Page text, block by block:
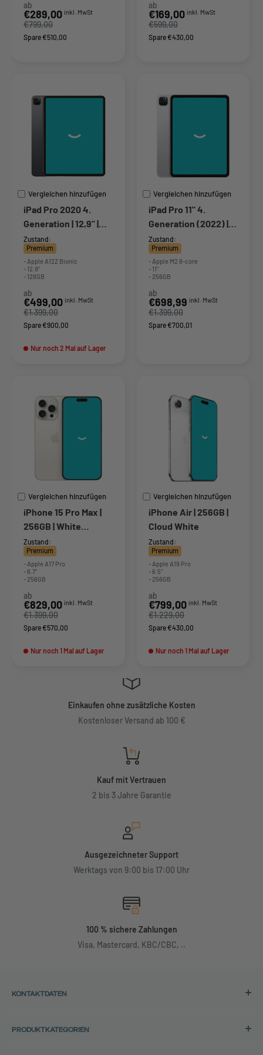
ab
Sonderpreis
€289,00 inkl. MwSt
€799,00
Spare €510,00
ab
Sonderpreis
€169,00 inkl. MwSt
€599,00
Spare €430,00
Vergleichen hinzufügen
iPad Pro 2020 4.
Generation | 12,9" |
128 GB | 4G | Grau
Zustand:
Premium
- Apple A12Z Bionic
- 12.9"
- 128GB
ab
Sonderpreis
€499,00 inkl. MwSt
€1.399,00
Spare €900,00
Nur noch 2 Mal auf Lager
Vergleichen hinzufügen
iPad Pro 11" 4.
Generation (2022) |
256 GB | Wi-Fi + 5G |
Silber
Zustand:
Premium
- Apple M2 8-core
- 11"
- 256GB
ab
Sonderpreis
€698,99 inkl. MwSt
€1.399,00
Spare €700,01
Vergleichen hinzufügen
iPhone 15 Pro Max |
256GB | White
Titanium
Zustand:
Premium
- Apple A17 Pro
- 6.7"
- 256GB
ab
Sonderpreis
€829,00 inkl. MwSt
€1.399,00
Spare €570,00
Nur noch 1 Mal auf Lager
Vergleichen hinzufügen
iPhone Air | 256GB |
Cloud White
Zustand:
Premium
- Apple A19 Pro
- 6.5"
- 256GB
ab
Sonderpreis
€799,00 inkl. MwSt
€1.229,00
Spare €430,00
Nur noch 1 Mal auf Lager
Einkaufen ohne zusätzliche Kosten
Kostenloser Versand ab 100 €
Kauf mit Vertrauen
2 bis 3 Jahre Garantie
Ausgezeichneter Support
Werktags von 9:00 bis 17:00 Uhr
100 % sichere Zahlungen
Visa, Mastercard, KBC/CBC, ..
KONTAKTDATEN
Back in Use
PRODUKTKATEGORIEN